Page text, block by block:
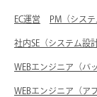
EC運営 PM（システ
社内SE（システム設計
WEBエンジニア（バ
WEBエンジニア（ア